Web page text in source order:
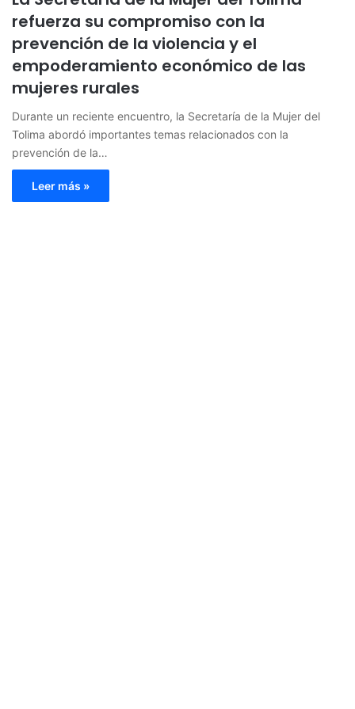
refuerza su compromiso con la
prevención de la violencia y el
empoderamiento económico de las
mujeres rurales
Durante un reciente encuentro, la Secretaría de la Mujer del
Tolima abordó importantes temas relacionados con la
prevención de la…
Leer más »